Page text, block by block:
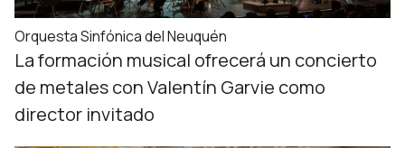
Orquesta Sinfónica del Neuquén
La formación musical ofrecerá un concierto
de metales con Valentín Garvie como
director invitado